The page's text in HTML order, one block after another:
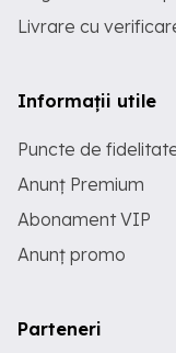
Livrare cu
Informații utile
Puncte de
Anunț Premium
Abonament VIP
Anunț promo
Parteneri